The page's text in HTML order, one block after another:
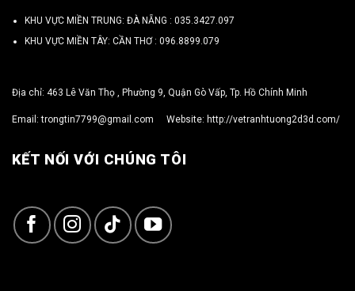
KHU VỰC MIỀN TRUNG: ĐÀ NẴNG : 035.3427.097
KHU VỰC MIỀN TÂY: CẦN THƠ : 096.8899.079
Địa chỉ: 463 Lê Văn Thọ , Phường 9, Quận Gò Vấp, Tp. Hồ Chính Minh
Email:trongtin7799@gmail.com Website: http://vetranhtuong2d3d.com/
KẾT NỐI VỚI CHÚNG TÔI